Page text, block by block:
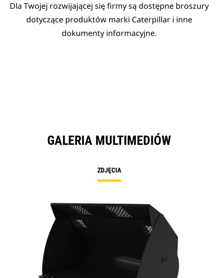
Dla Twojej rozwijającej się firmy są dostępne broszury
dotyczące produktów marki Caterpillar i inne
dokumenty informacyjne.
GALERIA MULTIMEDIÓW
ZDJĘCIA